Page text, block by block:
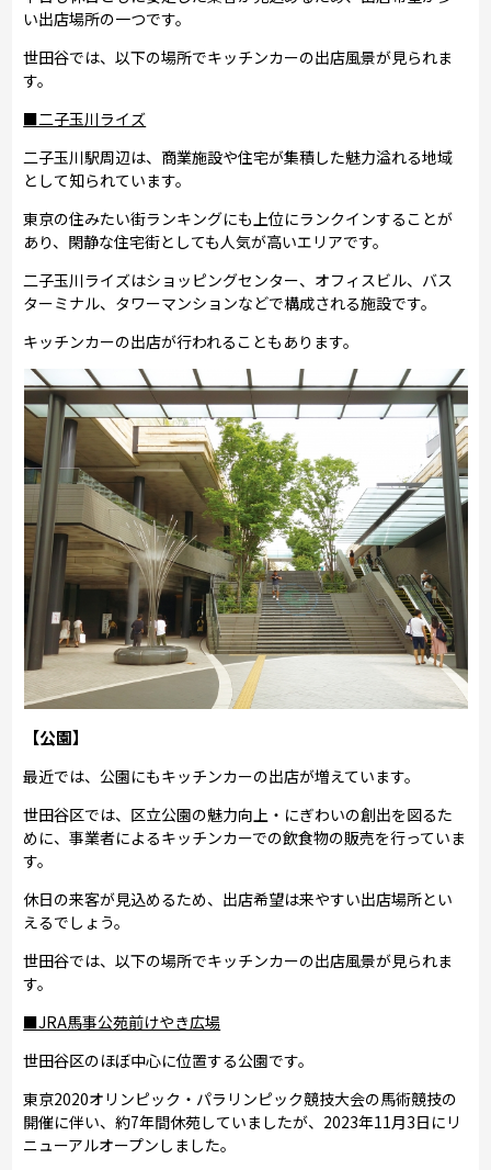
い出店場所の一つです。
世田谷では、以下の場所でキッチンカーの出店風景が見られま
す。
■二子玉川ライズ
二子玉川駅周辺は、商業施設や住宅が集積した魅力溢れる地域
として知られています。
東京の住みたい街ランキングにも上位にランクインすることが
あり、閑静な住宅街としても人気が高いエリアです。
二子玉川ライズはショッピングセンター、オフィスビル、バス
ターミナル、タワーマンションなどで構成される施設です。
キッチンカーの出店が行われることもあります。
【公園】
最近では、公園にもキッチンカーの出店が増えています。
世田谷区では、区立公園の魅力向上・にぎわいの創出を図るた
めに、事業者によるキッチンカーでの飲食物の販売を行っていま
す。
休日の来客が見込めるため、出店希望は来やすい出店場所とい
えるでしょう。
世田谷では、以下の場所でキッチンカーの出店風景が見られま
す。
■JRA馬事公苑前けやき広場
世田谷区のほぼ中心に位置する公園です。
東京2020オリンピック・パラリンピック競技大会の馬術競技の
開催に伴い、約7年間休苑していましたが、2023年11月3日にリ
ニューアルオープンしました。